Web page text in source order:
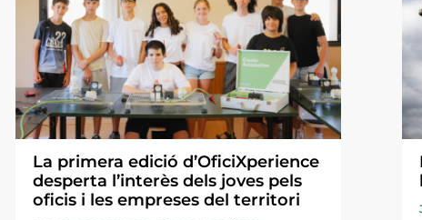
La primera edició d’OficiXperience
desperta l’interès dels joves pels
oficis i les empreses del territori